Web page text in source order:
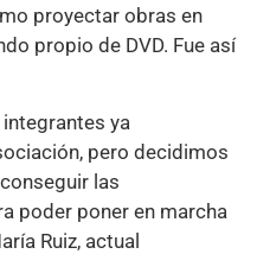
proyectar obras en
propio de DVD. Fue así
ya
pero decidimos
las
poder poner en marcha
Ruiz, actual